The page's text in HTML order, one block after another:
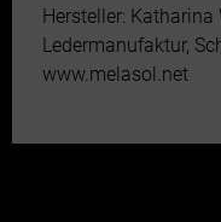
Hersteller: Katharina
Ledermanufaktur,
www.melasol.net